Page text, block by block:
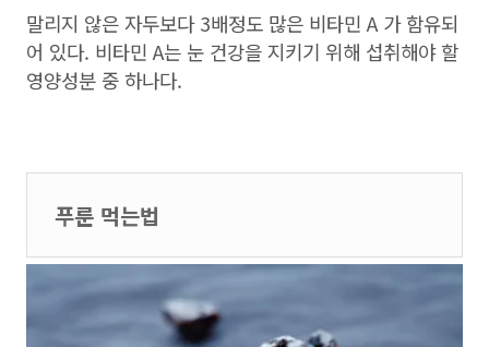
말리지 않은 자두보다 3배정도 많은 비타민 A 가 함유되
어 있다. 비타민 A는 눈 건강을 지키기 위해 섭취해야 할
영양성분 중 하나다.
푸룬 먹는법